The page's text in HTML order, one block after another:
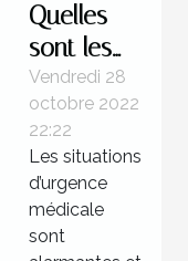
Quelles
sont les
étapes à
suivre face
à une
situation
d’urgence
médicale
Vendredi 28
octobre 2022
22:22
Les situations
d’urgence
médicale
sont